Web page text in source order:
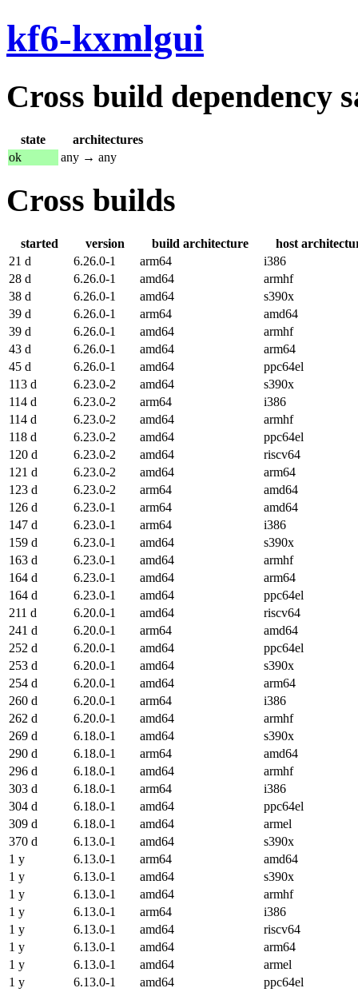
kf6-kxmlgui
Cross build dependency
state
architectures
ok
any → any
Cross builds
started version build architecture
host
21 d
6.26.0-1 arm64
i386
28 d
6.26.0-1 amd64
armhf
38 d
6.26.0-1 amd64
s390x
39 d
6.26.0-1 arm64
amd64
39 d
6.26.0-1 amd64
armhf
43 d
6.26.0-1 amd64
arm64
45 d
6.26.0-1 amd64
ppc64el
113 d
6.23.0-2 amd64
s390x
114 d
6.23.0-2 arm64
i386
114 d
6.23.0-2 amd64
armhf
118 d
6.23.0-2 amd64
ppc64el
120 d
6.23.0-2 amd64
riscv64
121 d
6.23.0-2 amd64
arm64
123 d
6.23.0-2 arm64
amd64
126 d
6.23.0-1 arm64
amd64
147 d
6.23.0-1 arm64
i386
159 d
6.23.0-1 amd64
s390x
163 d
6.23.0-1 amd64
armhf
164 d
6.23.0-1 amd64
arm64
164 d
6.23.0-1 amd64
ppc64el
211 d
6.20.0-1 amd64
riscv64
241 d
6.20.0-1 arm64
amd64
252 d
6.20.0-1 amd64
ppc64el
253 d
6.20.0-1 amd64
s390x
254 d
6.20.0-1 amd64
arm64
260 d
6.20.0-1 arm64
i386
262 d
6.20.0-1 amd64
armhf
269 d
6.18.0-1 amd64
s390x
290 d
6.18.0-1 arm64
amd64
296 d
6.18.0-1 amd64
armhf
303 d
6.18.0-1 arm64
i386
304 d
6.18.0-1 amd64
ppc64el
309 d
6.18.0-1 amd64
armel
370 d
6.13.0-1 amd64
s390x
1 y
6.13.0-1 arm64
amd64
1 y
6.13.0-1 amd64
s390x
1 y
6.13.0-1 amd64
armhf
1 y
6.13.0-1 arm64
i386
1 y
6.13.0-1 amd64
riscv64
1 y
6.13.0-1 amd64
arm64
1 y
6.13.0-1 amd64
armel
1 y
6.13.0-1 amd64
ppc64el